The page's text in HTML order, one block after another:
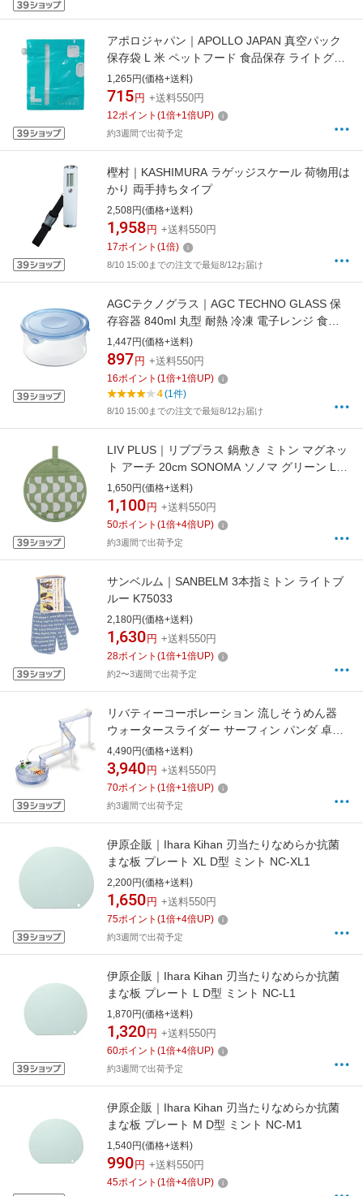
アポロジャパン｜APOLLO JAPAN 真空パック
保存袋 L 米 ペットフード 食品保存 ライトグリ
ーン SOH-L
1,265円(価格+送料)
715 円 +送料550円
12ポイント (1倍+1倍UP)
約3週間で出荷予定
樫村｜KASHIMURA ラゲッジスケール 荷物用は
かり 両手持ちタイプ
2,508円(価格+送料)
1,958 円 +送料550円
17ポイント (1倍)
8/10 15:00までの注文で最短8/12お届け
AGCテクノグラス｜AGC TECHNO GLASS 保
存容器 840ml 丸型 耐熱 冷凍 電子レンジ 食洗
機対応 NEWパック＆レンジ アクアブルー
B7402BLN
1,447円(価格+送料)
897 円 +送料550円
16ポイント (1倍+1倍UP)
4(1件)
8/10 15:00までの注文で最短8/12お届け
LIV PLUS｜リブプラス 鍋敷き ミトン マグネッ
ト アーチ 20cm SONOMA ソノマ グリーン LV-
0386
1,650円(価格+送料)
1,100 円 +送料550円
50ポイント (1倍+4倍UP)
約3週間で出荷予定
サンベルム｜SANBELM 3本指ミトン ライトブ
ルー K75033
2,180円(価格+送料)
1,630 円 +送料550円
28ポイント (1倍+1倍UP)
約2〜3週間で出荷予定
リバティーコーポレーション 流しそうめん器
ウォータースライダー サーフィン パンダ 卓上
ブルー LD-708
4,490円(価格+送料)
3,940 円 +送料550円
70ポイント (1倍+1倍UP)
約3週間で出荷予定
伊原企販｜Ihara Kihan 刃当たりなめらか抗菌
まな板 プレート XL D型 ミント NC-XL1
2,200円(価格+送料)
1,650 円 +送料550円
75ポイント (1倍+4倍UP)
約3週間で出荷予定
伊原企販｜Ihara Kihan 刃当たりなめらか抗菌
まな板 プレート L D型 ミント NC-L1
1,870円(価格+送料)
1,320 円 +送料550円
60ポイント (1倍+4倍UP)
約3週間で出荷予定
伊原企販｜Ihara Kihan 刃当たりなめらか抗菌
まな板 プレート M D型 ミント NC-M1
1,540円(価格+送料)
990 円 +送料550円
45ポイント (1倍+4倍UP)